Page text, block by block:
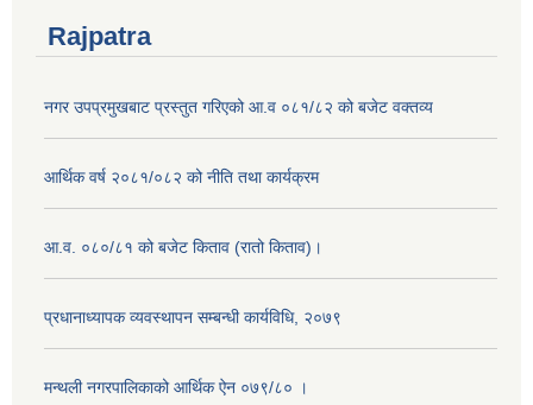
Rajpatra
नगर उपप्रमुखबाट प्रस्तुत गरिएको आ.व ०८१/८२ को बजेट वक्तव्य
आर्थिक वर्ष २०८१/०८२ को नीति तथा कार्यक्रम
आ.व. ०८०/८१ को बजेट किताव (रातो किताव)।
प्रधानाध्यापक व्यवस्थापन सम्बन्धी कार्यविधि, २०७९
मन्थली नगरपालिकाको आर्थिक ऐन ०७९/८० ।